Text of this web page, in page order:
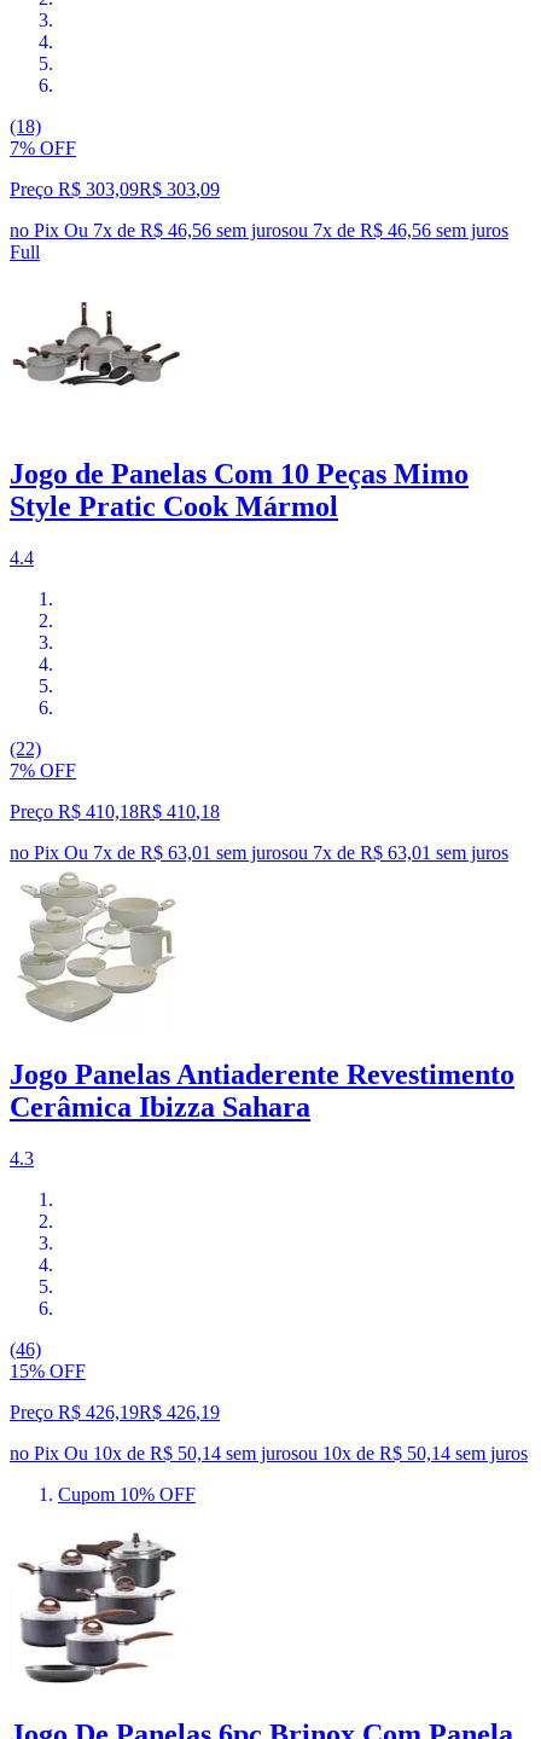
(18)
7% OFF
Preço R$ 303,09R$ 303,09
no Pix Ou 7x de R$ 46,56 sem jurosou 7x de R$ 46,56 sem juros
Full
Jogo de Panelas Com 10 Peças Mimo
Style Pratic Cook Mármol
4.4
(22)
7% OFF
Preço R$ 410,18R$ 410,18
no Pix Ou 7x de R$ 63,01 sem jurosou 7x de R$ 63,01 sem juros
Jogo Panelas Antiaderente Revestimento
Cerâmica Ibizza Sahara
4.3
(46)
15% OFF
Preço R$ 426,19R$ 426,19
no Pix Ou 10x de R$ 50,14 sem jurosou 10x de R$ 50,14 sem juros
Cupom 10% OFF